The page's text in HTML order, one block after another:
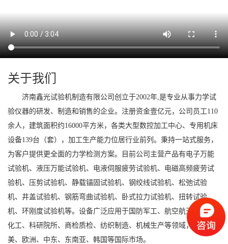
关于我们
济南鑫光试验机制造有限公司创立于2002年,是专业从事力学试
验仪器的研发、制造和销售的企业。 注册资金壹亿元， 公司员工110
余人，建筑面积约16000平方米，各类大型数控加工中心、专用机床
设备139台（套），加工生产能力位居行业前列。 秉持一站式服务，
为客户提供更全面的力学检测方案。目前公司主营产品有电子万能
试验机、液压万能试验机、 电液伺服疲劳试验机、电磁高频疲劳试
验机、压剪试验机、静载锚固试验机、钢绞线试验机、松弛试验
机、井盖试验机、钢筋弯曲试验机、卧式拉力试验机、扭转试验
机、环刚度试验机等。设备广泛应用于国防军工、航空航天、石油
化工、科研院所、商检质检、纺织制造、机械生产等领域，远销北
美、欧洲、中东、东南亚、韩国等国际市场。